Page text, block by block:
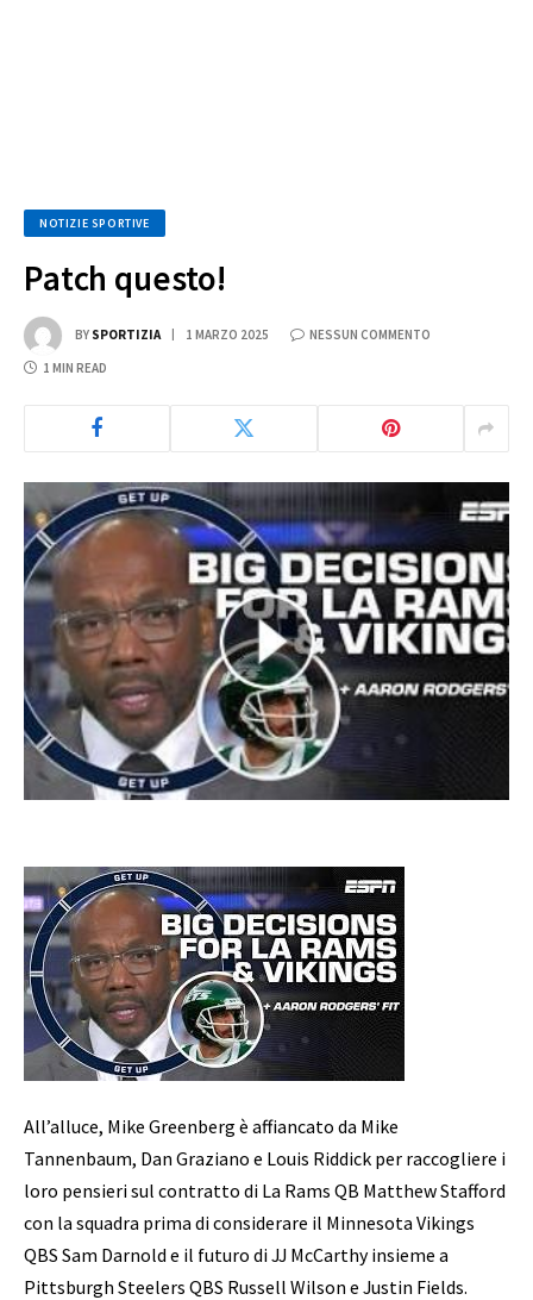
NOTIZIE SPORTIVE
Patch questo!
BY SPORTIZIA 1 MARZO 2025 NESSUN COMMENTO
1 MIN READ
All’alluce, Mike Greenberg è affiancato da Mike
Tannenbaum, Dan Graziano e Louis Riddick per raccogliere i
loro pensieri sul contratto di La Rams QB Matthew Stafford
con la squadra prima di considerare il Minnesota Vikings
QBS Sam Darnold e il futuro di JJ McCarthy insieme a
Pittsburgh Steelers QBS Russell Wilson e Justin Fields.